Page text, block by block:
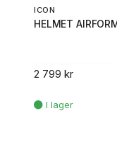
ICON
HELMET
2 799 kr